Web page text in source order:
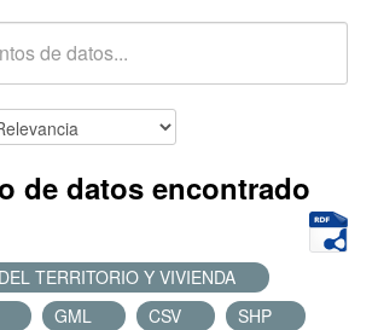
de datos encontrado
TERRITORIO Y VIVIENDA
GML CSV
SHP